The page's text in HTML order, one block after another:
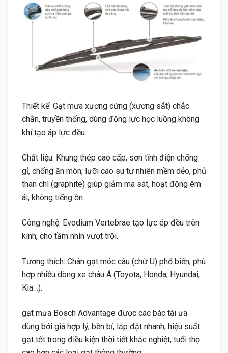
Thiết kế: Gạt mưa xương cứng (xương sắt) chắc
chắn, truyền thống, dùng động lực học luồng không
khí tạo áp lực đều.
Chất liệu: Khung thép cao cấp, sơn tĩnh điện chống
gỉ, chống ăn mòn; lưỡi cao su tự nhiên mềm dẻo, phủ
than chì (graphite) giúp giảm ma sát, hoạt động êm
ái, không tiếng ồn.
Công nghệ: Evodium Vertebrae tạo lực ép đều trên
kính, cho tầm nhìn vượt trội.
Tương thích: Chân gạt móc câu (chữ U) phổ biến, phù
hợp nhiều dòng xe châu Á (Toyota, Honda, Hyundai,
Kia…).
gạt mưa Bosch Advantage được các bác tài ưa
dùng bởi giá hợp lý, bền bỉ, lắp đặt nhanh, hiệu suất
gạt tốt trong điều kiện thời tiết khắc nghiệt, tuổi thọ